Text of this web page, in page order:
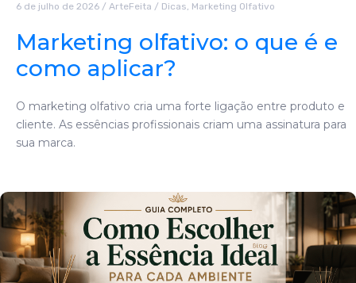
6 de julho de 2026 / ArteFeita / Dicas, Marketing Olfativo
Marketing olfativo: o que é e
como aplicar?
O marketing olfativo cria uma forte ligação entre produto e
cliente. As essências profissionais criam uma assinatura para
sua marca.